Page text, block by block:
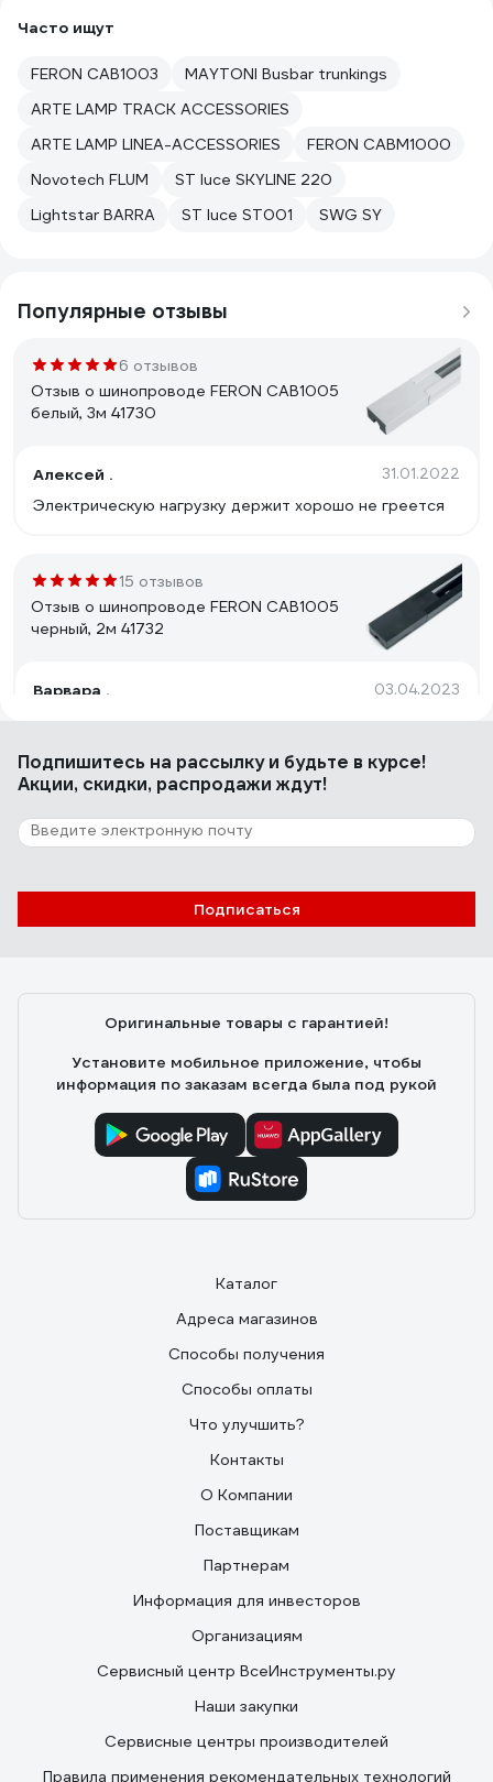
Часто ищут
FERON CAB1003
MAYTONI Busbar trunkings
ARTE LAMP TRACK ACCESSORIES
ARTE LAMP LINEA-ACCESSORIES
FERON CABM1000
Novotech FLUM
ST luce SKYLINE 220
Lightstar BARRA
ST luce ST001 SWG SY
Популярные отзывы
6 отзывов
Отзыв о шинопроводе FERON CAB1005
белый, 3м 41730
Алексей . 31.01.2022
Электрическую нагрузку держит хорошо не греется
15 отзывов
Отзыв о шинопроводе FERON CAB1005
черный, 2м 41732
Варвара . 03.04.2023
Цена
19 отзывов
Отзыв о шинопроводе FERON черный, 3м
CAB1003 10342
Крепеж для сетевого кабеля приличный. Резьба нигде
изделиях).
Подпишитесь на рассылкуи будьте в курсе!
Акции, скидки, распродажи ждут!
Подписаться
Оригинальные товары с гарантией!
Установите мобильное приложение, чтобы
информация по заказам всегда была под рукой
Каталог
Адреса магазинов
Способы получения
Способы оплаты
Что улучшить?
Контакты
О Компании
Поставщикам
Партнерам
Информация для инвесторов
Организациям
Сервисный центр ВсеИнструменты.ру
Наши закупки
Сервисные центры производителей
Правила применения рекомендательных технологий